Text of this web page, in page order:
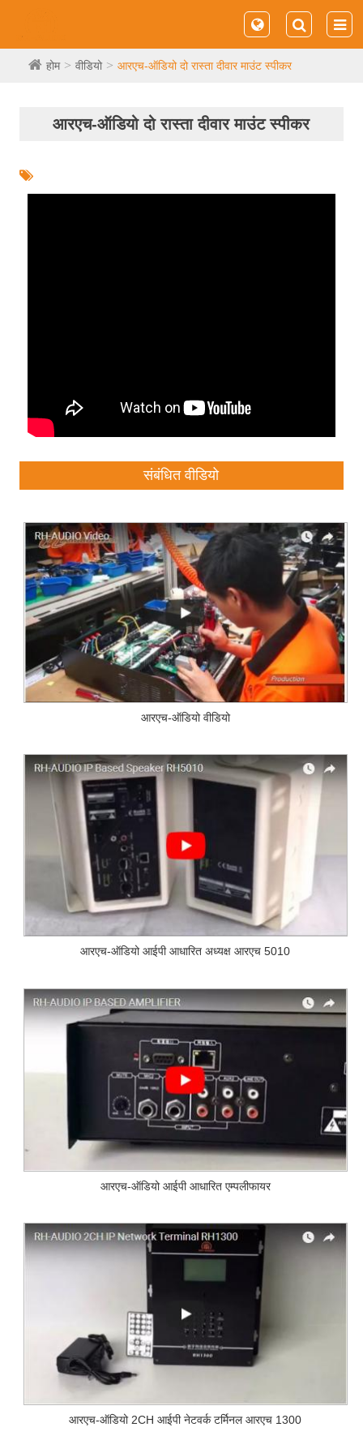
होम वीडियो आरएच-ऑडियो दो रास्ता दीवार माउंट स्पीकर
आरएच-ऑडियो दो रास्ता दीवार माउंट स्पीकर
संबंधित वीडियो
आरएच-ऑडियो वीडियो
आरएच-ऑडियो आईपी आधारित अध्यक्ष आरएच 5010
आरएच-ऑडियो आईपी आधारित एम्पलीफायर
आरएच-ऑडियो 2CH आईपी नेटवर्क टर्मिनल आरएच 1300